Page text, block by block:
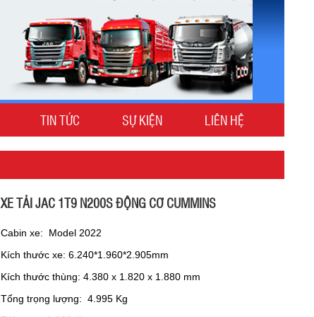
TIN TỨC SỰ KIỆN LIÊN HỆ
XE TẢI JAC 1T9 N200S ĐỘNG CƠ CUMMINS
Cabin xe: Model 2022
Kích thước xe: 6.240*1.960*2.905mm
Kích thước thùng: 4.380 x 1.820 x 1.880 mm
Tổng trọng lượng: 4.995 Kg